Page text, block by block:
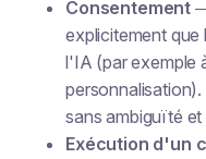
Consentement
explicitement que
l'IA (par exemple
sans ambiguïté
Exécution d'un